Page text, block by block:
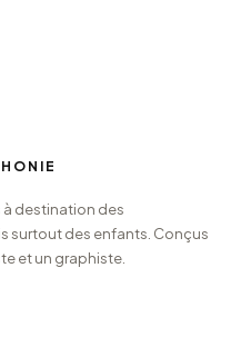
destination des
surtout des enfants. Conçus
et un graphiste.